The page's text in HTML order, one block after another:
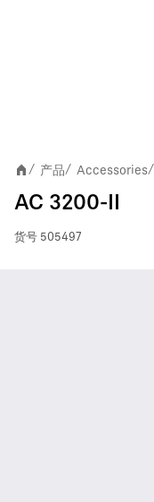
/ 产品/ Accessories/
AC 3200-II
货号 505497